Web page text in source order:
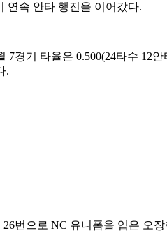
연속 안타 행진을 이어갔다.
경기 타율은 0.500(24타수
.
번으로 NC 유니폼을 입은